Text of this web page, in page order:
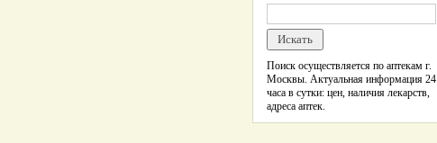
Поиск осуществляется по аптекам г.
Москвы. Актуальная информация 24
часа в сутки: цен, наличия лекарств,
адреса аптек.